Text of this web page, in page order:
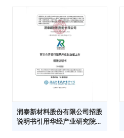
润泰新材料股份有限公司招股
说明书引用华经产业研究院数